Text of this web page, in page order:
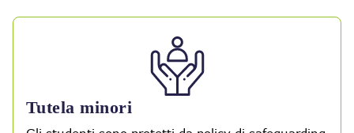
Tutela minori